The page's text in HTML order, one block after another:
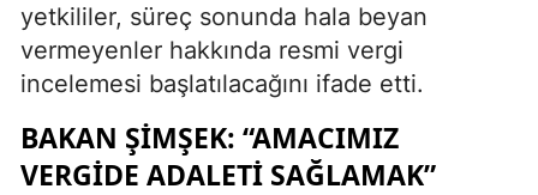
yetkililer, süreç sonunda hala beyan
vermeyenler hakkında resmi vergi
incelemesi başlatılacağını ifade etti.
BAKAN ŞIMŞEK: “AMACIMIZ
VERGIDE ADALETI SAĞLAMAK”